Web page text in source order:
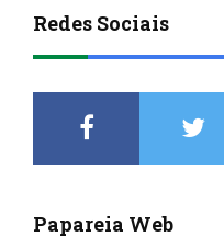
Redes Sociais
Papareia Web